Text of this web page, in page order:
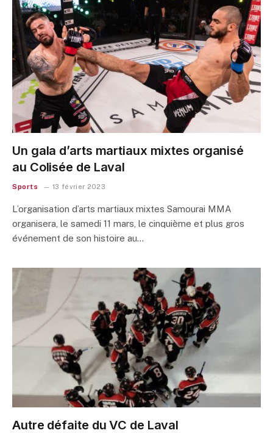
Un gala d’arts martiaux mixtes organisé
au Colisée de Laval
Sports 13 février 2023
L’organisation d’arts martiaux mixtes Samourai MMA
organisera, le samedi 11 mars, le cinquième et plus gros
événement de son histoire au…
Autre défaite du VC de Laval